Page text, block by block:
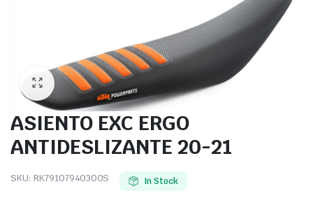
ASIENTO EXC ERGO
ANTIDESLIZANTE 20-21
SKU: RK79107940300S In Stock